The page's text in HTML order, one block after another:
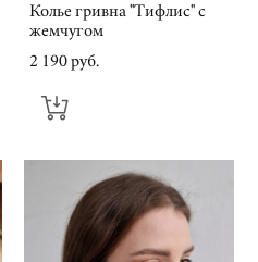
Колье гривна "Тифлис" с
жемчугом
2 190 pуб.